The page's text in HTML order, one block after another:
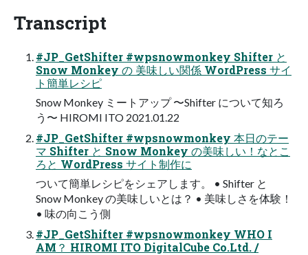
Transcript
#JP_GetShifter #wpsnowmonkey Shifter と
Snow Monkey の 美味しい関係 WordPress サイ
ト簡単レシピ
Snow Monkey ミートアップ 〜Shifter について知ろ
う〜 HIROMI ITO 2021.01.22
#JP_GetShifter #wpsnowmonkey 本日のテー
マ Shifter と Snow Monkey の美味しい！なとこ
ろと WordPress サイト制作に
ついて簡単レシピをシェアします。 • Shifter と
Snow Monkey の美味しいとは？ • 美味しさを体験！
• 味の向こう側
#JP_GetShifter #wpsnowmonkey WHO I
AM？ HIROMI ITO DigitalCube Co.Ltd. /